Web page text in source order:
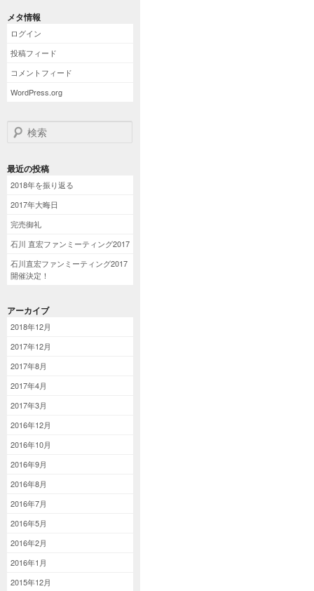
メタ情報
ログイン
投稿フィード
コメントフィード
WordPress.org
検索
最近の投稿
2018年を振り返る
2017年大晦日
完売御礼
石川 直宏ファンミーティング2017
石川直宏ファンミーティング2017
開催決定！
アーカイブ
2018年12月
2017年12月
2017年8月
2017年4月
2017年3月
2016年12月
2016年10月
2016年9月
2016年8月
2016年7月
2016年5月
2016年2月
2016年1月
2015年12月